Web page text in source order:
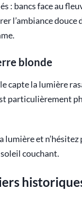
: bancs face au
l’ambiance douce
blonde
capte la lumière
particulièrement
et n’hésitez
couchant.